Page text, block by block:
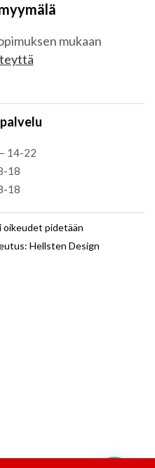
mukaan
14-22
18
18
pidetään
Hellsten Design